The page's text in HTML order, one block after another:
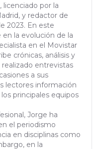
por la
y redactor de
2023. En este
la evolución de la
en el Movistar
crónicas, análisis y
entrevistas
a sus
lectores información
principales equipos
Jorge ha
el periodismo
en disciplinas como
en la